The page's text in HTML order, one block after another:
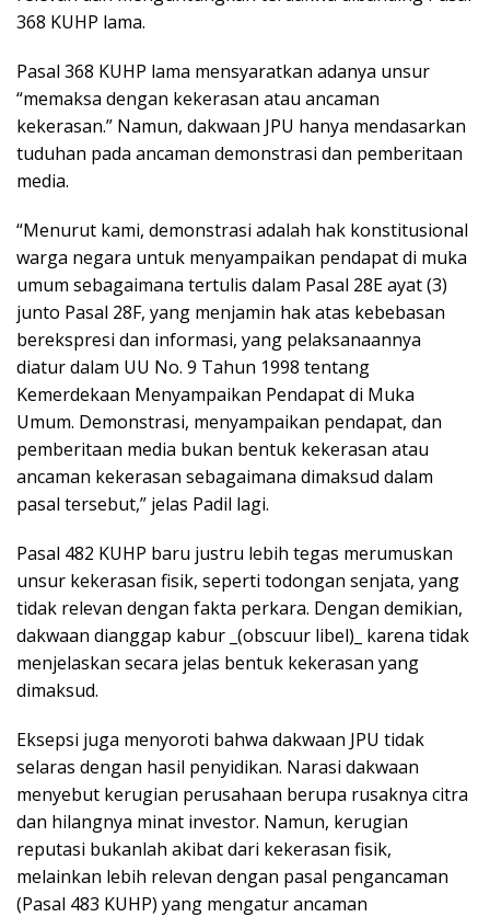
368 KUHP lama.
Pasal 368 KUHP lama mensyaratkan adanya unsur
“memaksa dengan kekerasan atau ancaman
kekerasan.” Namun, dakwaan JPU hanya mendasarkan
tuduhan pada ancaman demonstrasi dan pemberitaan
media.
“Menurut kami, demonstrasi adalah hak konstitusional
warga negara untuk menyampaikan pendapat di muka
umum sebagaimana tertulis dalam Pasal 28E ayat (3)
junto Pasal 28F, yang menjamin hak atas kebebasan
berekspresi dan informasi, yang pelaksanaannya
diatur dalam UU No. 9 Tahun 1998 tentang
Kemerdekaan Menyampaikan Pendapat di Muka
Umum. Demonstrasi, menyampaikan pendapat, dan
pemberitaan media bukan bentuk kekerasan atau
ancaman kekerasan sebagaimana dimaksud dalam
pasal tersebut,” jelas Padil lagi.
Pasal 482 KUHP baru justru lebih tegas merumuskan
unsur kekerasan fisik, seperti todongan senjata, yang
tidak relevan dengan fakta perkara. Dengan demikian,
dakwaan dianggap kabur _(obscuur libel)_ karena tidak
menjelaskan secara jelas bentuk kekerasan yang
dimaksud.
Eksepsi juga menyoroti bahwa dakwaan JPU tidak
selaras dengan hasil penyidikan. Narasi dakwaan
menyebut kerugian perusahaan berupa rusaknya citra
dan hilangnya minat investor. Namun, kerugian
reputasi bukanlah akibat dari kekerasan fisik,
melainkan lebih relevan dengan pasal pengancaman
(Pasal 483 KUHP) yang mengatur ancaman